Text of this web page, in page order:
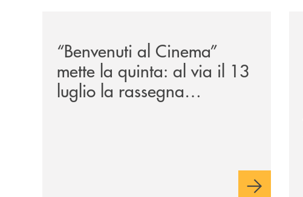
“Benvenuti al Cinema”
mette la quinta: al via il 13
luglio la rassegna
cinematografica nella corte